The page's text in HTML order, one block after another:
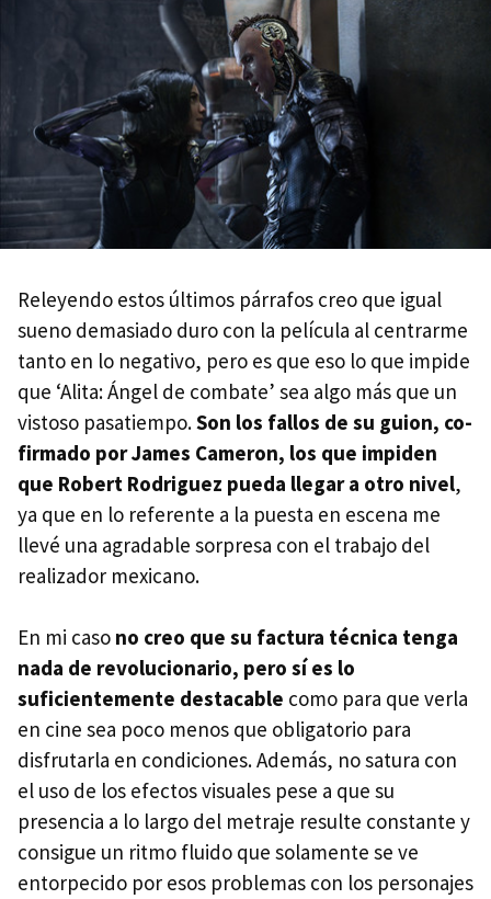
Releyendo estos últimos párrafos creo que igual
sueno demasiado duro con la película al centrarme
tanto en lo negativo, pero es que eso lo que impide
que ‘Alita: Ángel de combate’ sea algo más que un
vistoso pasatiempo.Son los fallos de su guion, co-
firmado por James Cameron, los que impiden
que Robert Rodriguez pueda llegar a otro nivel,
ya que en lo referente a la puesta en escena me
llevé una agradable sorpresa con el trabajo del
realizador mexicano.
En mi caso no creo que su factura técnica tenga
nada de revolucionario, pero sí es lo
suficientemente destacable como para que verla
en cine sea poco menos que obligatorio para
disfrutarla en condiciones. Además, no satura con
el uso de los efectos visuales pese a que su
presencia a lo largo del metraje resulte constante y
consigue un ritmo fluido que solamente se ve
entorpecido por esos problemas con los personajes